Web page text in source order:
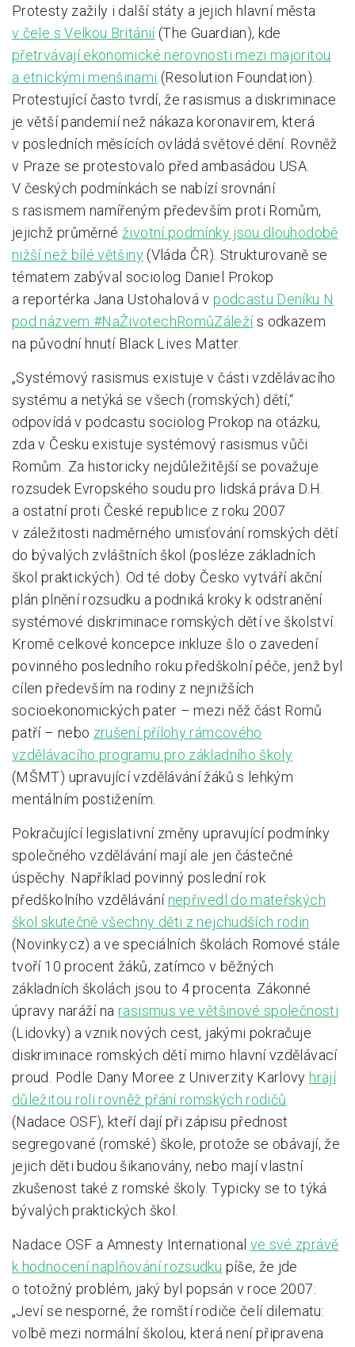
Protesty zažily i další státy a jejich hlavní města
v čele s Velkou Británií(The Guardian), kde
přetrvávají ekonomické nerovnosti mezi majoritou
a etnickými menšinami (Resolution Foundation).
Protestující často tvrdí, že rasismus a diskriminace
je větší pandemií než nákaza koronavirem, která
v posledních měsících ovládá světové dění. Rovněž
v Praze se protestovalo před ambasádou USA.
V českých podmínkách se nabízí srovnání
s rasismem namířeným především proti Romům,
jejichž průměrnéživotní podmínky jsou dlouhodobě
nižší než bílé většiny(Vláda ČR). Strukturovaně se
tématem zabýval sociolog Daniel Prokop
a reportérka Jana Ustohalová vpodcastu Deníku N
pod názvem #NaŽivotechRomůZáležís odkazem
na původní hnutí Black Lives Matter.
„Systémový rasismus existuje v části vzdělávacího
systému a netýká se všech (romských) dětí,“
odpovídá v podcastu sociolog Prokop na otázku,
zda v Česku existuje systémový rasismus vůči
Romům. Za historicky nejdůležitější se považuje
rozsudek Evropského soudu pro lidská práva D.H.
a ostatní proti České republice z roku 2007
v záležitosti nadměrného umisťování romských dětí
do bývalých zvláštních škol (posléze základních
škol praktických). Od té doby Česko vytváří akční
plán plnění rozsudku a podniká kroky k odstranění
systémové diskriminace romských dětí ve školství.
Kromě celkové koncepce inkluze šlo o zavedení
povinného posledního roku předškolní péče, jenž byl
cílen především na rodiny z nejnižších
socioekonomických pater – mezi něž část Romů
patří – nebo zrušení přílohy rámcového
vzdělávacího programu pro základního školy
(MŠMT) upravující vzdělávání žáků s lehkým
mentálním postižením.
Pokračující legislativní změny upravující podmínky
společného vzdělávání mají ale jen částečné
úspěchy. Například povinný poslední rok
předškolního vzdělávánínepřivedl do mateřských
škol skutečně všechny děti z nejchudších rodin
(Novinky.cz) a ve speciálních školách Romové stále
tvoří 10 procent žáků, zatímco v běžných
základních školách jsou to 4 procenta. Zákonné
úpravy naráží narasismus ve většinové společnosti
(Lidovky) a vznik nových cest, jakými pokračuje
diskriminace romských dětí mimo hlavní vzdělávací
proud. Podle Dany Moree z Univerzity Karlovy hrají
důležitou roli rovněž přání romských rodičů
(Nadace OSF), kteří dají při zápisu přednost
segregované (romské) škole, protože se obávají, že
jejich děti budou šikanovány, nebo mají vlastní
zkušenost také z romské školy. Typicky se to týká
bývalých praktických škol.
Nadace OSF a Amnesty International ve své zprávě
k hodnocení naplňování rozsudku píše, že jde
o totožný problém, jaký byl popsán v roce 2007:
„Jeví se nesporné, že romští rodiče čelí dilematu:
volbě mezi normální školou, která není připravena